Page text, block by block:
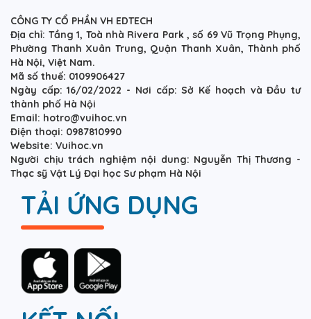
CÔNG TY CỔ PHẦN VH EDTECH
Địa chỉ: Tầng 1, Toà nhà Rivera Park , số 69 Vũ Trọng Phụng,
Phường Thanh Xuân Trung, Quận Thanh Xuân, Thành phố
Hà Nội, Việt Nam.
Mã số thuế: 0109906427
Ngày cấp: 16/02/2022 - Nơi cấp: Sở Kế hoạch và Đầu tư
thành phố Hà Nội
Email: hotro@vuihoc.vn
Điện thoại: 0987810990
Website: Vuihoc.vn
Người chịu trách nghiệm nội dung: Nguyễn Thị Thương -
Thạc sỹ Vật Lý Đại học Sư phạm Hà Nội
TẢI ỨNG DỤNG